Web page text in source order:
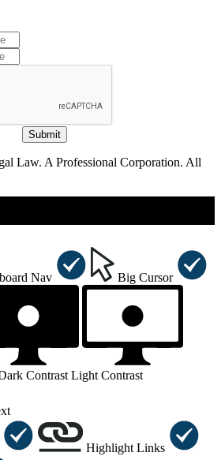
Submit
Law. A Professional Corporation. All
Nav Big Cursor
Contrast Light Contrast
Highlight Links